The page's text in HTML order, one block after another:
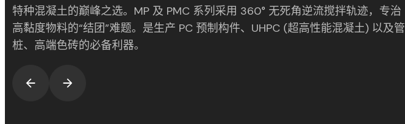
特种混凝土的巅峰之选。MP 及 PMC 系列采用 360° 无死角逆流搅拌轨迹，专治
高黏度物料的“结团”难题。是生产 PC 预制构件、UHPC (超高性能混凝土) 以及管
桩、高端色砖的必备利器。